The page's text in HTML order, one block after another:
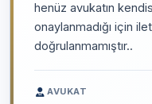
henüz avukatın
onaylanmadığı için
doğrulanmamıştır..
AVUKAT